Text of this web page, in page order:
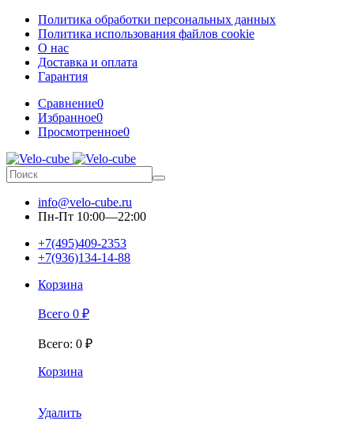
Политика обработки персональных данных
Политика использования файлов cookie
О нас
Доставка и оплата
Гарантия
Сравнение0
Избранное0
Просмотренное0
info@velo-cube.ru
Пн-Пт 10:00—22:00
+7(495)409-2353
+7(936)134-14-88
Корзина
Всего 0 ₽
Всего: 0 ₽
Корзина
Удалить